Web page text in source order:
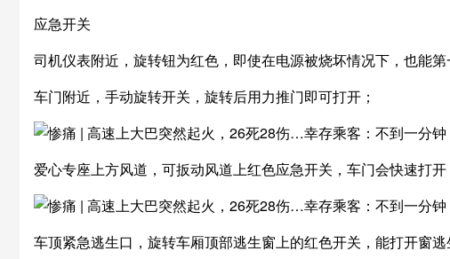
应急开关
司机仪表附近，旋转钮为红色，即使在电源被烧坏情况下，也能第
车门附近，手动旋转开关，旋转后用力推门即可打开；
爱心专座上方风道，可扳动风道上红色应急开关，车门会快速打开
车顶紧急逃生口，旋转车厢顶部逃生窗上的红色开关，能打开窗逃